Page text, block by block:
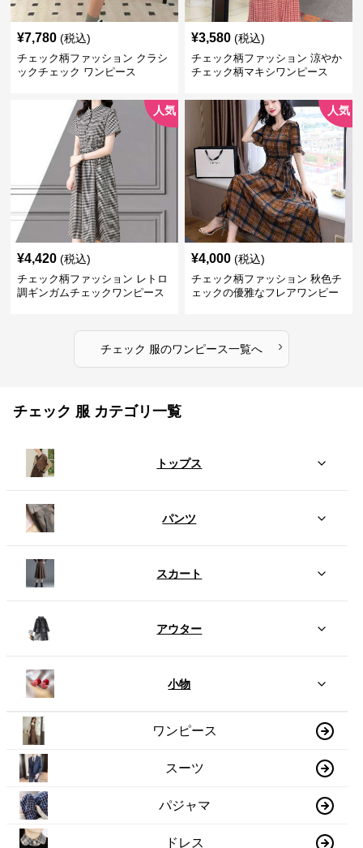
¥7,780 (税込)
チェック柄ファッション クラシ
ックチェック ワンピース
¥3,580 (税込)
チェック柄ファッション 涼やか
チェック柄マキシワンピース
人気
¥4,420 (税込)
チェック柄ファッション レトロ
調ギンガムチェックワンピース
人気
¥4,000 (税込)
チェック柄ファッション 秋色チ
ェックの優雅なフレアワンピー
チェック 服のワンピース一覧へ ›
チェック 服 カテゴリ一覧
トップス
パンツ
スカート
アウター
小物
ワンピース
スーツ
パジャマ
ドレス